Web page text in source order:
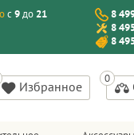
с9до 21 8
8
8
Избранное